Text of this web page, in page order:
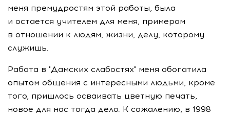
меня премудростям этой работы, была
и остается учителем для меня, примером
в отношении к людям, жизни, делу, которому
служишь.
Работа в "Дамских слабостях" меня обогатила
опытом общения с интересными людьми, кроме
того, пришлось осваивать цветную печать,
новое для нас тогда дело. К сожалению, в 1998